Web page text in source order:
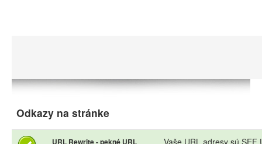
Odkazy na stránke
URL Rewrite - pekné URL Vaše URL adresy sú